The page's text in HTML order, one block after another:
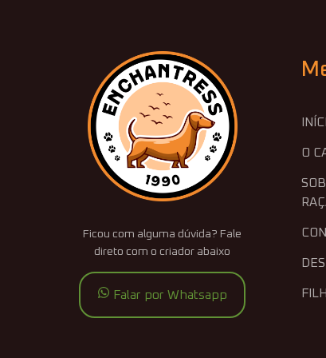
Ficou com alguma dúvida? Fale
direto com o criador abaixo
Falar por Whatsapp
O